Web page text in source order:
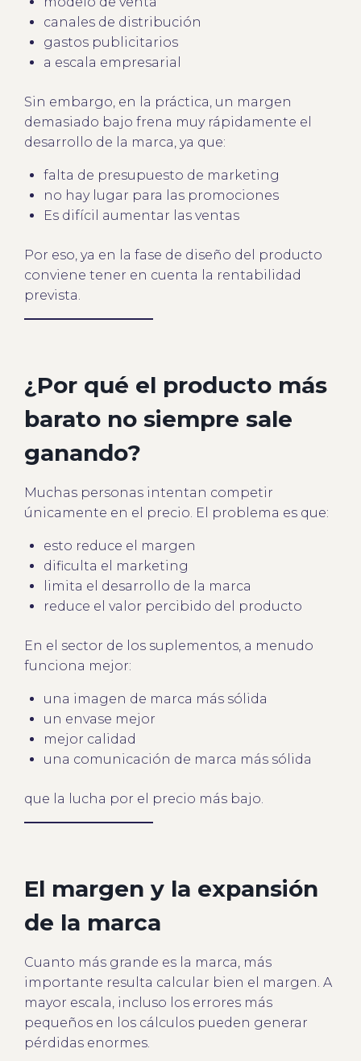
canales de distribución
gastos publicitarios
a escala empresarial
Sin embargo, en la práctica, un margen
demasiado bajo frena muy rápidamente el
desarrollo de la marca, ya que:
falta de presupuesto de marketing
no hay lugar para las promociones
Es difícil aumentar las ventas
Por eso, ya en la fase de diseño del producto
conviene tener en cuenta la rentabilidad
prevista.
¿Por qué el producto más
barato no siempre sale
ganando?
Muchas personas intentan competir
únicamente en el precio. El problema es que:
esto reduce el margen
dificulta el marketing
limita el desarrollo de la marca
reduce el valor percibido del producto
En el sector de los suplementos, a menudo
funciona mejor:
una imagen de marca más sólida
un envase mejor
mejor calidad
una comunicación de marca más sólida
que la lucha por el precio más bajo.
El margen y la expansión
de la marca
Cuanto más grande es la marca, más
importante resulta calcular bien el margen. A
mayor escala, incluso los errores más
pequeños en los cálculos pueden generar
pérdidas enormes.